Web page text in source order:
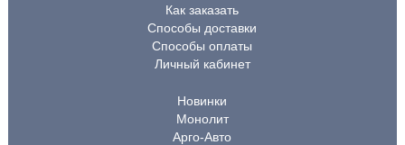
Как заказать
Способы доставки
Способы оплаты
Личный кабинет
Новинки
Монолит
Арго-Авто